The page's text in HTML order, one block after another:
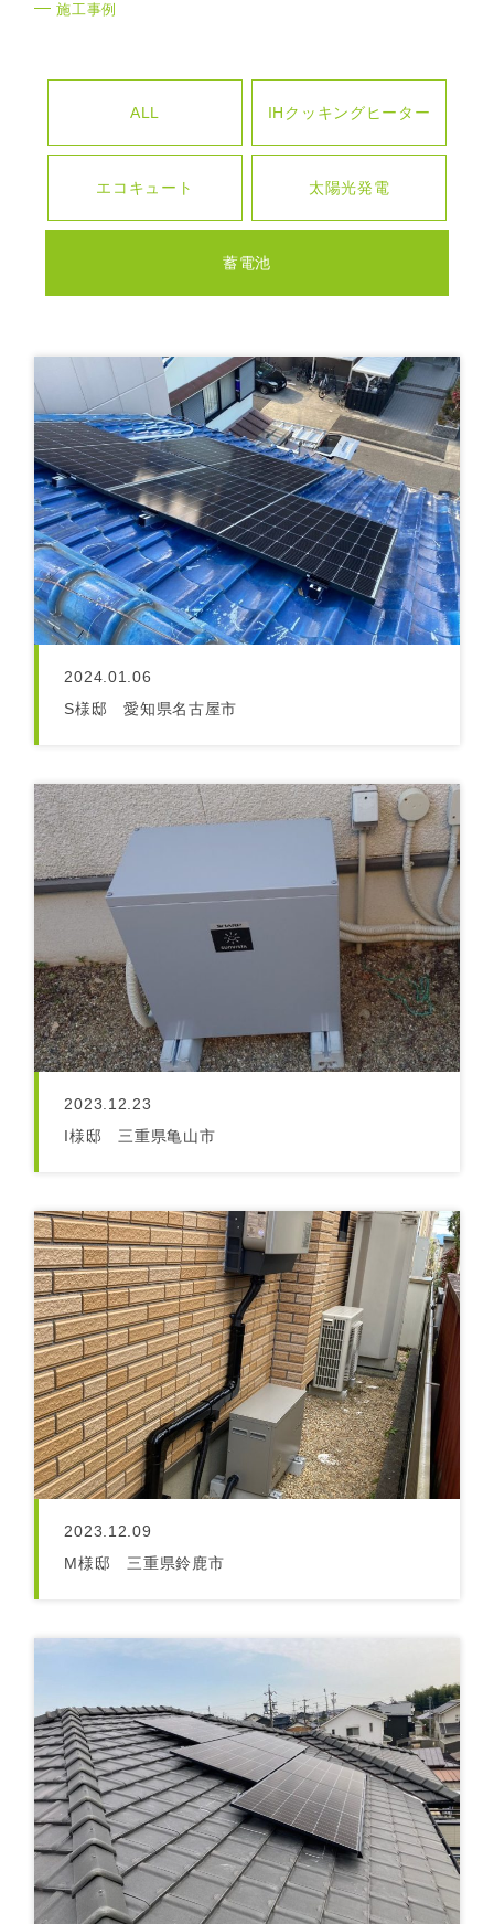
施工事例
ALL IHクッキングヒーター
エコキュート 太陽光発電
蓄電池
2024.01.06
S様邸 愛知県名古屋市
2023.12.23
I様邸 三重県亀山市
2023.12.09
M様邸 三重県鈴鹿市